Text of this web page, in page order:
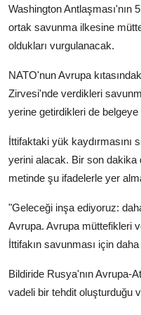
Washington Antlaşması'nın
ortak savunma ilkesine
oldukları vurgulanacak.
NATO'nun Avrupa
Zirvesi'nde verdikleri
yerine getirdikleri de belgeye
İttifaktaki yük kaydırmasını
yerini alacak. Bir son
metinde şu ifadelerle yer
"Geleceği inşa ediyoruz:
Avrupa. Avrupa müttefikleri
İttifakın savunması için
Bildiride Rusya'nın Avrupa-
vadeli bir tehdit oluşturduğu